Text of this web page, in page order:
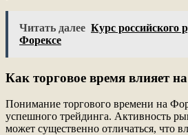
Читать далее Курс российского
Форексе
Как торговое время влияет
Понимание торгового времени на
успешного трейдинга. Активность
может существенно отличаться, что